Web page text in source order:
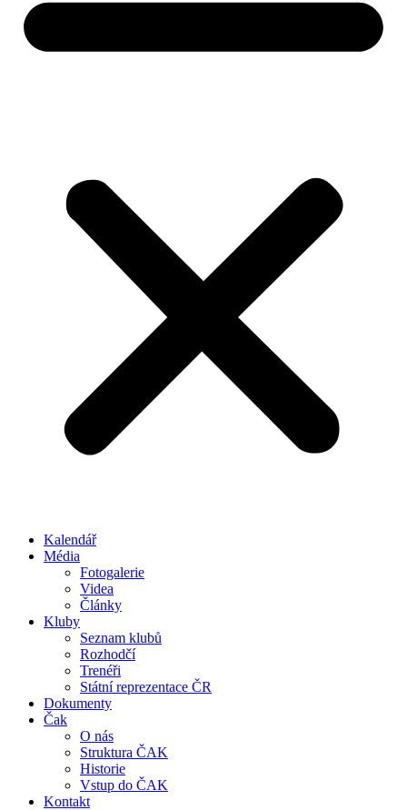
Kalendář
Média
Fotogalerie
Videa
Články
Kluby
Seznam klubů
Rozhodčí
Trenéři
Státní reprezentace ČR
Dokumenty
Čak
O nás
Struktura ČAK
Historie
Vstup do ČAK
Kontakt